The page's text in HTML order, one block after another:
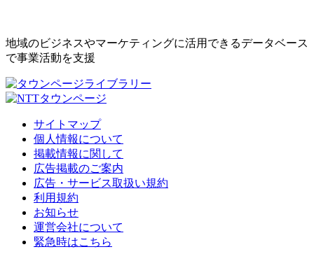
地域のビジネスやマーケティングに活用できるデータベース
で事業活動を支援
サイトマップ
個人情報について
掲載情報に関して
広告掲載のご案内
広告・サービス取扱い規約
利用規約
お知らせ
運営会社について
緊急時はこちら